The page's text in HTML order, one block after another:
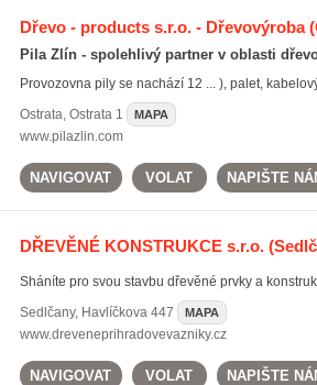
Dřevo - products s.r.o. - Dřevovýroba
Pila Zlín - spolehlivý partner v oblasti
Provozovna pily se nachází 12 ... ), palet,
Ostrata, Ostrata 1 MAPA
www.pilazlin.com
NAVIGOVAT VOLAT NAPIŠTE
DŘEVĚNÉ KONSTRUKCE s.r.o.
Sháníte pro svou stavbu dřevěné prvky a
Sedlčany, Havlíčkova 447 MAPA
www.dreveneprihradovevazniky.cz
NAVIGOVAT VOLAT NAPIŠTE